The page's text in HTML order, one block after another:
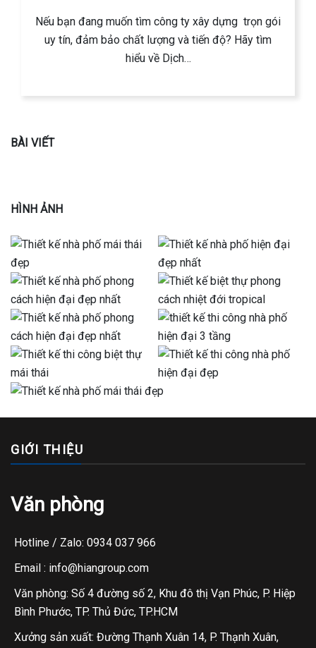
Nếu bạn đang muốn tìm công ty xây dựng trọn gói
uy tín, đảm bảo chất lượng và tiến độ? Hãy tìm
hiểu về Dịch…
BÀI VIẾT
HÌNH ẢNH
GIỚI THIỆU
Văn phòng
Hotline / Zalo: 0934 037 966
Email : info@hiangroup.com
Văn phòng: Số 4 đường số 2, Khu đô thị Vạn Phúc, P. Hiệp
Bình Phước, TP. Thủ Đức, TP.HCM
Xưởng sản xuất: Đường Thạnh Xuân 14, P. Thạnh Xuân,